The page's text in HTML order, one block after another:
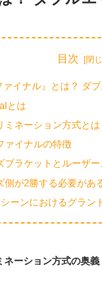
目次
ァイナル』とは？ ダ
とは
ミネーション方式とは
ァイナルの特徴
ブラケットとルーザー
側が2勝する必要があ
ーンにおけるグラン
ネーション方式の奥義